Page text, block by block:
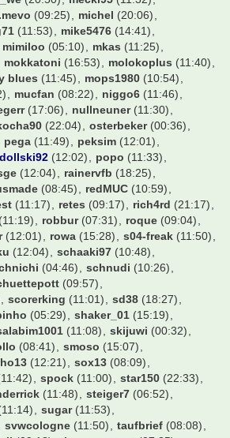
(20:50) mecki95 (11:32)
(09:25) michel (20:06)
(11:53) mike5476 (14:41)
mimiloo (05:10) mkas (11:25)
mokkatoni (16:53) molokoplus (11:40)
blues (11:45) mops1980 (10:54)
mucfan (08:22) niggo6 (11:46)
(17:06) nullneuner (11:30)
(22:04) osterbeker (00:36)
pega (11:49) peksim (12:01)
(12:02) popo (11:33)
(12:04) rainervfb (18:25)
(08:45) redMUC (10:59)
(11:17) retes (09:17) rich4rd (21:17)
(11:19) robbur (07:31) roque (09:04)
(12:01) rowa (15:28) s04-freak (11:50)
(12:04) schaaki97 (10:48)
(04:46) schnudi (10:26)
(09:57)
scorerking (11:01) sd38 (18:27)
(05:29) shaker_01 (15:19)
(11:08) skijuwi (00:32)
(08:41) smoso (15:07)
(12:21) sox13 (08:09)
spock (11:00) star150 (22:33)
(11:48) steiger7 (06:52)
sugar (11:53)
svwcologne (11:50) taufbrief (08:08)